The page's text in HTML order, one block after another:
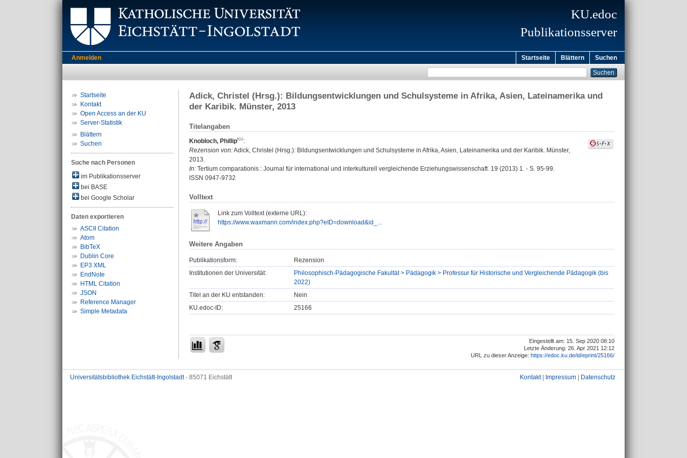
KU.edoc
Publikationsserver
Anmelden Startseite Blättern Suchen
Startseite
Kontakt
Open Access an der KU
Server-Statistik
Blättern
Suchen
Suche nach Personen
im Publikationsserver
bei BASE
bei Google Scholar
Daten exportieren
ASCII Citation
Atom
BibTeX
Dublin Core
EP3 XML
EndNote
HTML Citation
JSON
Reference Manager
Simple Metadata
Adick, Christel (Hrsg.): Bildungsentwicklungen und Schulsysteme in Afrika, Asien, Lateinamerika und
der Karibik. Münster, 2013
Titelangaben
Knobloch, Phillip
:
Rezension von:Adick, Christel (Hrsg.): Bildungsentwicklungen und Schulsysteme in Afrika, Asien, Lateinamerika und der Karibik. Münster,
2013.
In: Tertium comparationis : Journal für international und interkulturell vergleichende Erziehungswissenschaft. 19 (2013) 1. - S. 95-99.
ISSN 0947-9732
Volltext
Link zum Volltext (externe URL):
https://www.waxmann.com/index.php?eID=download&id_...
Weitere Angaben
Publikationsform:
Rezension
Institutionen der Universität:
Philosophisch-Pädagogische Fakultät > Pädagogik > Professur für Historische und Vergleichende Pädagogik (bis
2022)
Titel an der KU entstanden:
Nein
KU.edoc-ID:
25166
Eingestellt am: 15. Sep 2020 08:10
Letzte Änderung: 26. Apr 2021 12:12
URL zu dieser Anzeige: https://edoc.ku.de/id/eprint/25166/
Universitätsbibliothek Eichstätt-Ingolstadt- 85071 Eichstätt Kontakt| Impressum Datenschutz